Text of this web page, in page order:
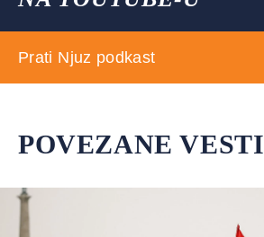
Prati Njuz podkast
POVEZANE VESTI